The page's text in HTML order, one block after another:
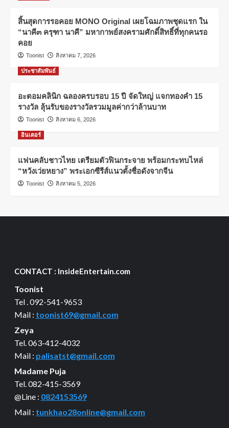
สิ้นสุดการรอคอย MONO Original เผยโฉมภาพชุดแรก ใน
“นาคี๓ ครุฑา นาคี” มหากาพย์สงครามศักดิ์สิทธิ์ที่ทุกคนรอ
คอย
Toonist สิงหาคม 7, 2026
ประชาสัมพันธ์
อะตอมคลินิก ฉลองครบรอบ 15 ปี จัดใหญ่ แจกทองคำ 15
รางวัล ลุ้นรับของรางวัลรวมมูลค่ากว่าล้านบาท
Toonist สิงหาคม 6, 2026
อินเตอร์
แฟนคลับชาวไทย เตรียมตัวฟินกระจาย พร้อมกระทบไหล่
“หวังเว่ยหยาง” พระเอกซีรีส์แนวตั้งชื่อดังจากจีน
Toonist สิงหาคม 5, 2026
CONTACT : InsideEntertain.com
Toonist
Tel . 092-541-9653
Mail : toonist69@gmail.com
Zeya
Tel. 063-412-4032
Mail : palisatst@gmail.com
Madame Puja
Tel. 082-415-3569
@Line : 0824153569
Mail : tunkhao28online@gmail.com